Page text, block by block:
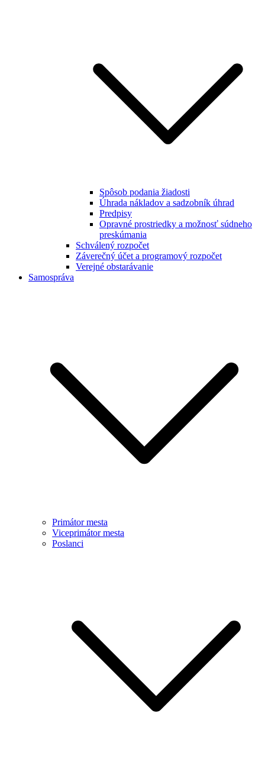
Spôsob podania žiadosti
Úhrada nákladov a sadzobník úhrad
Predpisy
Opravné prostriedky a možnosť súdneho
preskúmania
Schválený rozpočet
Záverečný účet a programový rozpočet
Verejné obstarávanie
Samospráva
Primátor mesta
Viceprimátor mesta
Poslanci